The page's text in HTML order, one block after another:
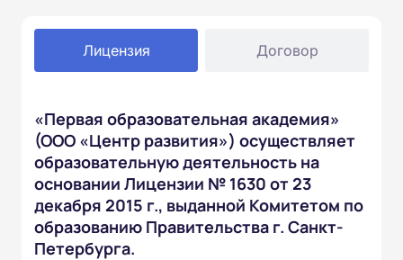
Лицензия Договор
«Первая образовательная академия»
(ООО «Центр развития») осуществляет
образовательную деятельность на
основании Лицензии № 1630 от 23
декабря 2015 г., выданной Комитетом по
образованию Правительства г. Санкт-
Петербурга.